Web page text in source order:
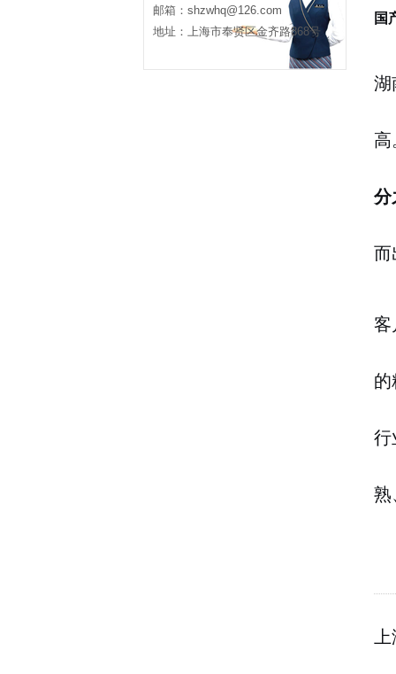
邮箱：shzwhq@126.com
地址：上海市奉贤区金齐路868号
国
湖
分
而
客
行
熟
上